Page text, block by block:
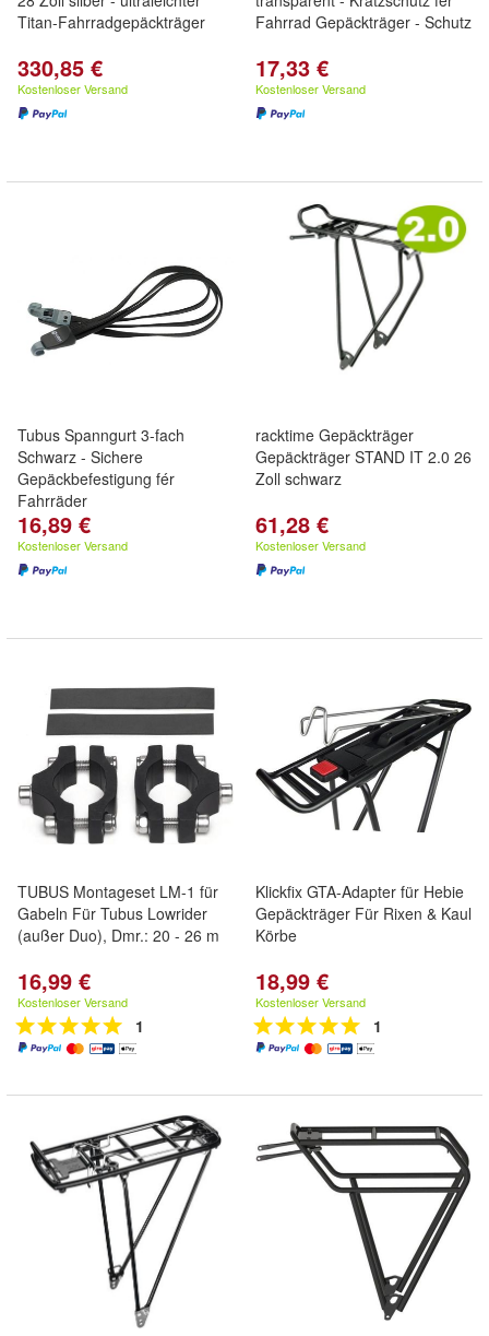
Titan-Fahrradgepäckträger
330,85 €
Kostenloser Versand
Fahrrad Gepäckträger - Schutz
17,33 €
Kostenloser Versand
Tubus Spanngurt 3-fach
Schwarz - Sichere
Gepäckbefestigung fér
Fahrräder
16,89 €
Kostenloser Versand
racktime Gepäckträger
Gepäckträger STAND IT 2.0 26
Zoll schwarz
61,28 €
Kostenloser Versand
TUBUS Montageset LM-1 für
Gabeln Für Tubus Lowrider
(außer Duo), Dmr.: 20 - 26 m
16,99 €
Kostenloser Versand
1
Klickfix GTA-Adapter für Hebie
Gepäckträger Für Rixen & Kaul
Körbe
18,99 €
Kostenloser Versand
1